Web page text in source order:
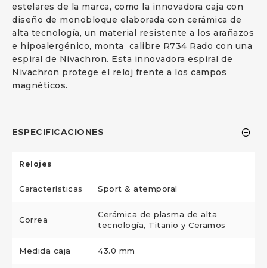
estelares de la marca, como la innovadora caja con
diseño de monobloque elaborada con cerámica de
alta tecnología, un material resistente a los arañazos
e hipoalergénico, monta calibre R734 Rado con una
espiral de Nivachron. Esta innovadora espiral de
Nivachron protege el reloj frente a los campos
magnéticos.
ESPECIFICACIONES
Relojes
Características Sport & atemporal
Correa
Cerámica de plasma de alta
tecnología, Titanio y Ceramos
Medida caja 43.0 mm